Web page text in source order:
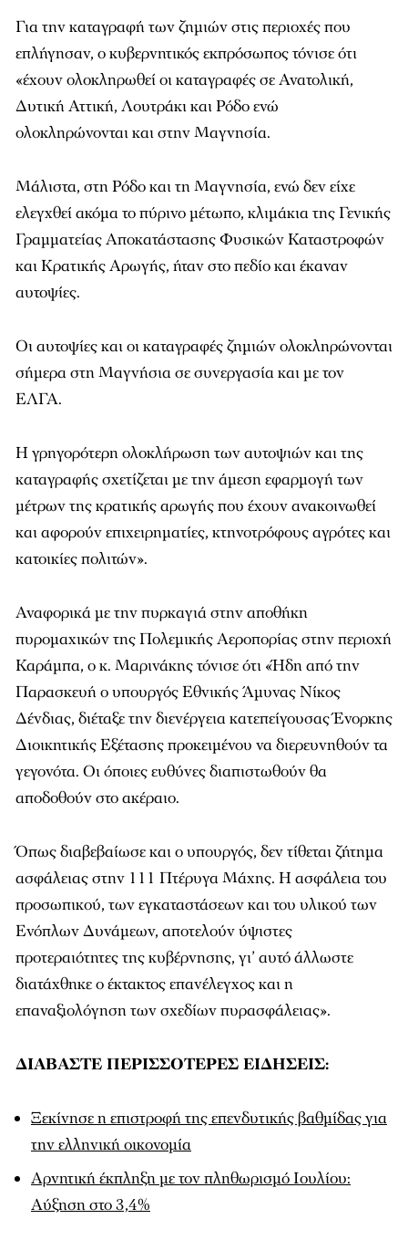
Για την καταγραφή των ζημιών στις περιοχές που
επλήγησαν, ο κυβερνητικός εκπρόσωπος τόνισε ότι
«έχουν ολοκληρωθεί οι καταγραφές σε Ανατολική,
Δυτική Αττική, Λουτράκι και Ρόδο ενώ
ολοκληρώνονται και στην Μαγνησία.
Μάλιστα, στη Ρόδο και τη Μαγνησία, ενώ δεν είχε
ελεγχθεί ακόμα το πύρινο μέτωπο, κλιμάκια της Γενικής
Γραμματείας Αποκατάστασης Φυσικών Καταστροφών
και Κρατικής Αρωγής, ήταν στο πεδίο και έκαναν
αυτοψίες.
Οι αυτοψίες και οι καταγραφές ζημιών ολοκληρώνονται
σήμερα στη Μαγνήσια σε συνεργασία και με τον
ΕΛΓΑ.
Η γρηγορότερη ολοκλήρωση των αυτοψιών και της
καταγραφής σχετίζεται με την άμεση εφαρμογή των
μέτρων της κρατικής αρωγής που έχουν ανακοινωθεί
και αφορούν επιχειρηματίες, κτηνοτρόφους αγρότες και
κατοικίες πολιτών».
Αναφορικά με την πυρκαγιά στην αποθήκη
πυρομαχικών της Πολεμικής Αεροπορίας στην περιοχή
Καράμπα, ο κ. Μαρινάκης τόνισε ότι «Ήδη από την
Παρασκευή ο υπουργός Εθνικής Άμυνας Νίκος
Δένδιας, διέταξε την διενέργεια κατεπείγουσας Ένορκης
Διοικητικής Εξέτασης προκειμένου να διερευνηθούν τα
γεγονότα. Οι όποιες ευθύνες διαπιστωθούν θα
αποδοθούν στο ακέραιο.
Όπως διαβεβαίωσε και ο υπουργός, δεν τίθεται ζήτημα
ασφάλειας στην 111 Πτέρυγα Μάχης. Η ασφάλεια του
προσωπικού, των εγκαταστάσεων και του υλικού των
Ενόπλων Δυνάμεων, αποτελούν ύψιστες
προτεραιότητες της κυβέρνησης, γι’ αυτό άλλωστε
διατάχθηκε ο έκτακτος επανέλεγχος και η
επαναξιολόγηση των σχεδίων πυρασφάλειας».
ΔΙΑΒΑΣΤΕ ΠΕΡΙΣΣΟΤΕΡΕΣ ΕΙΔΗΣΕΙΣ:
Ξεκίνησε η επιστροφή της επενδυτικής βαθμίδας για
την ελληνική οικονομία
Αρνητική έκπληξη με τον πληθωρισμό Ιουλίου:
Αύξηση στο 3,4%